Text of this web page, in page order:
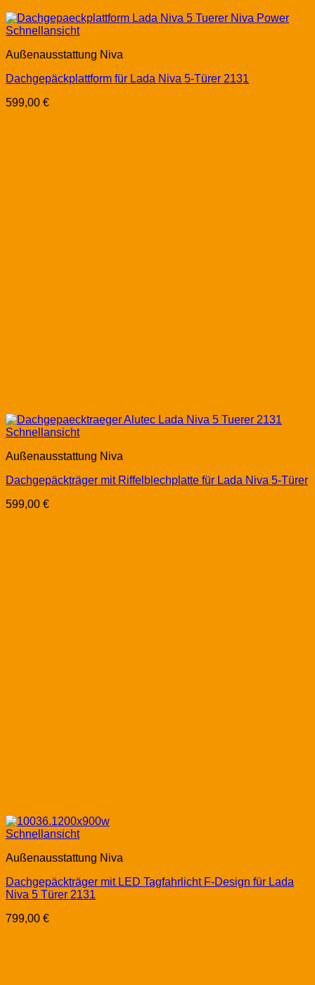
Schnellansicht
Außenausstattung Niva
Dachgepäckplattform für Lada Niva 5-Türer 2131
599,00 €
Schnellansicht
Außenausstattung Niva
Dachgepäckträger mit Riffelblechplatte für Lada Niva 5-Türer
599,00 €
Schnellansicht
Außenausstattung Niva
Dachgepäckträger mit LED Tagfahrlicht F-Design für Lada
Niva 5 Türer 2131
799,00 €